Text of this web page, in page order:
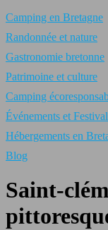
Camping en Bretagne
Randonnée et nature
Gastronomie bretonne
Patrimoine et culture
Camping
Événements et
Hébergements en
Blog
Saint-